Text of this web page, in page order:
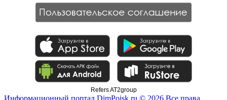
Refers AT2group